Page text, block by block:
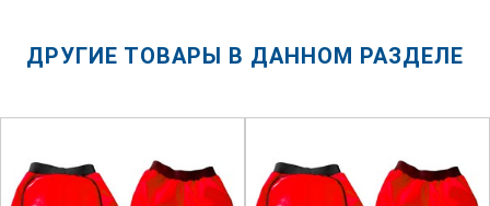
ДРУГИЕ ТОВАРЫ В ДАННОМ РАЗДЕЛЕ